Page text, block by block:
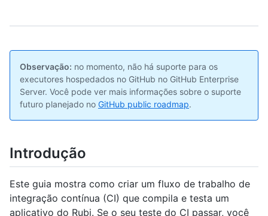
Observação: no momento, não há suporte para os
executores hospedados no GitHub no GitHub Enterprise
Server. Você pode ver mais informações sobre o suporte
futuro planejado no GitHub public roadmap.
Introdução
Este guia mostra como criar um fluxo de trabalho de
integração contínua (CI) que compila e testa um
aplicativo do Rubi. Se o seu teste do CI passar, você